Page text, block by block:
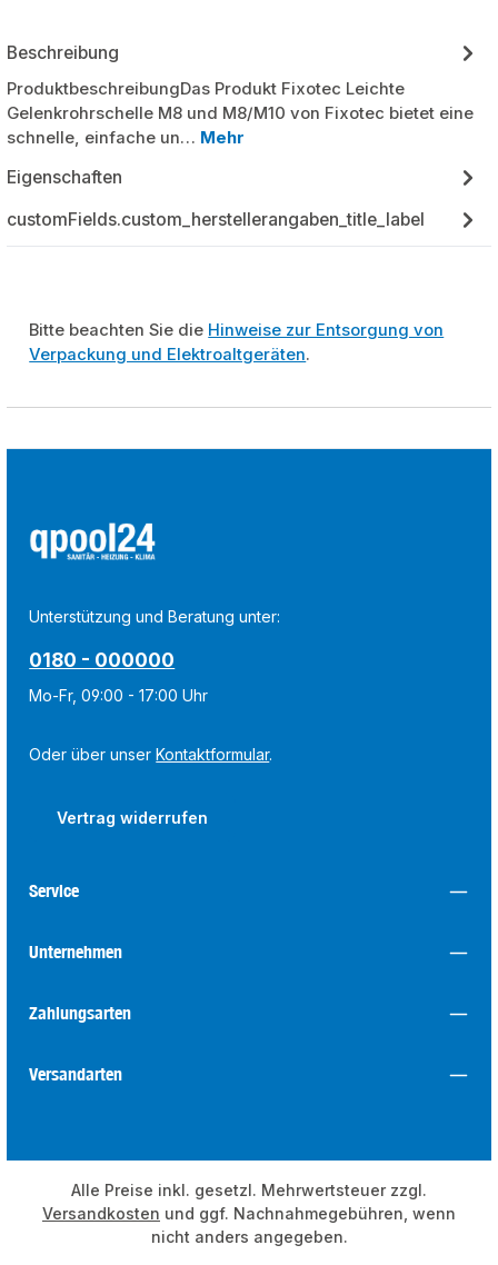
Beschreibung
ProduktbeschreibungDas Produkt Fixotec Leichte
Gelenkrohrschelle M8 und M8/M10 von Fixotec bietet eine
schnelle, einfache un… Mehr
Eigenschaften
customFields.custom_herstellerangaben_title_label
Bitte beachten Sie die Hinweise zur Entsorgung von
Verpackung und Elektroaltgeräten.
Unterstützung und Beratung unter:
0180 - 000000
Mo-Fr, 09:00 - 17:00 Uhr
Oder über unserKontaktformular.
Vertrag widerrufen
Service
Unternehmen
Zahlungsarten
Versandarten
Alle Preise inkl. gesetzl. Mehrwertsteuer zzgl.
Versandkosten und ggf. Nachnahmegebühren, wenn
nicht anders angegeben.